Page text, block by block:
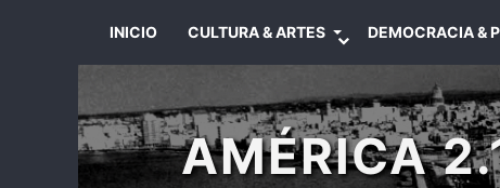
INICIO CULTURA & ARTES DEMOCRACIA &
AMÉRICA